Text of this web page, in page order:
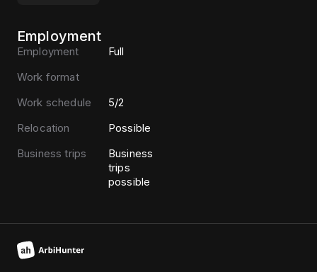
Employment
Employment
Full
Work format
Work schedule
5/2
Relocation
Possible
Business trips
Business
trips
possible